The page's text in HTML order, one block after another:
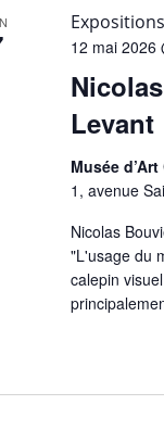
12 mai 2026
Levant
Musée
1, avenue
Nicolas
"L'usage du
calepin